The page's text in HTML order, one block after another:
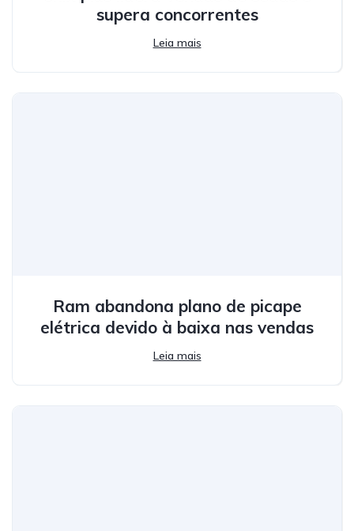
supera concorrentes
Leia mais
Ram abandona plano de picape
elétrica devido à baixa nas vendas
Leia mais